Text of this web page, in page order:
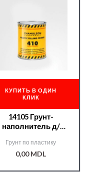
КУПИТЬ В ОДИН
КЛИК
14105 Грунт-
наполнитель д/
Filling св.-серый 1л
Грунт по пластику
0,00MDL